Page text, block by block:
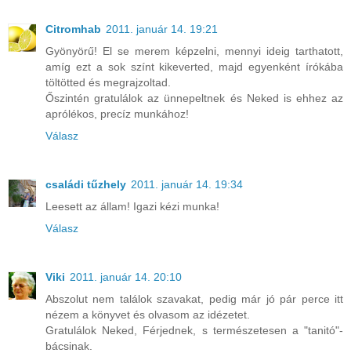
Citromhab 2011. január 14. 19:21
Gyönyörű! El se merem képzelni, mennyi ideig tarthatott,
amíg ezt a sok színt kikeverted, majd egyenként írókába
töltötted és megrajzoltad.
Őszintén gratulálok az ünnepeltnek és Neked is ehhez az
aprólékos, precíz munkához!
Válasz
családi tűzhely 2011. január 14. 19:34
Leesett az állam! Igazi kézi munka!
Válasz
Viki 2011. január 14. 20:10
Abszolut nem találok szavakat, pedig már jó pár perce itt
nézem a könyvet és olvasom az idézetet.
Gratulálok Neked, Férjednek, s természetesen a "tanitó"-
bácsinak.